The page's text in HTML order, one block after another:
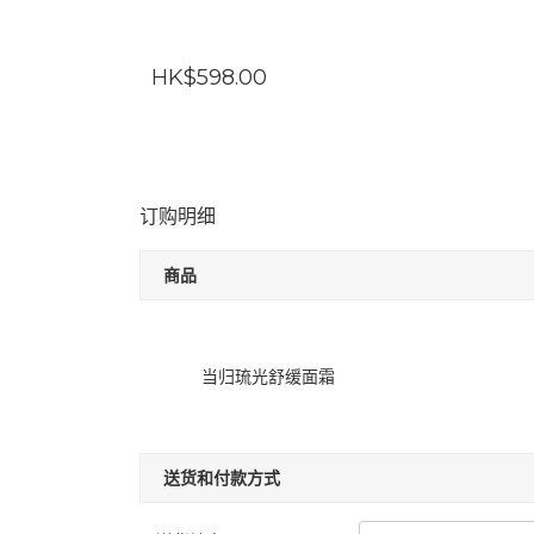
HK$598.00
订购明细
商品
当归琉光舒缓面霜
送货和付款方式